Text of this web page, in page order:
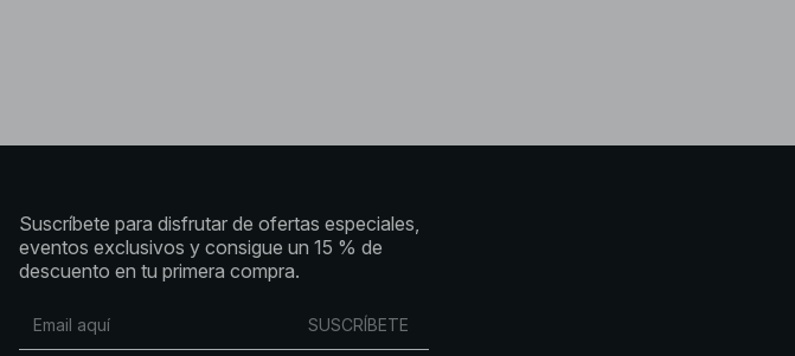
Suscríbete para disfrutar de ofertas especiales,
eventos exclusivos y consigue un 15 % de
descuento en tu primera compra.
SUSCRÍBETE